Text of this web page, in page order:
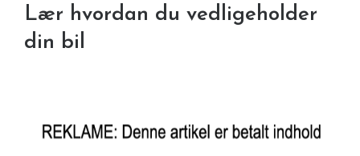
Lær hvordan du vedligeholder
din bil